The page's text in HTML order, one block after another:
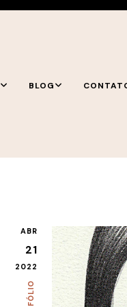
BLOG
ABR
21
2022